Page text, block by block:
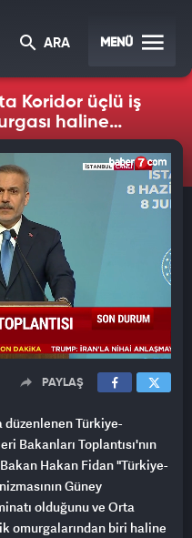
ARA MENÜ
Koridor üçlü iş
haline
PAYLAŞ
düzenlenen Türkiye-
Bakanları Toplantısı'nın
Hakan Fidan "Türkiye-
Güney
olduğunu ve Orta
omurgalarından biri haline